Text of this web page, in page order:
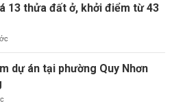
13 thửa đất ở, khởi điểm từ 43
dự án tại phường Quy Nhơn